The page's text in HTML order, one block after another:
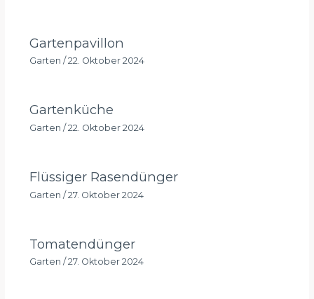
Gartenpavillon
Garten / 22. Oktober 2024
Gartenküche
Garten /22. Oktober 2024
Flüssiger Rasendünger
Garten /27. Oktober 2024
Tomatendünger
Garten / 27. Oktober 2024